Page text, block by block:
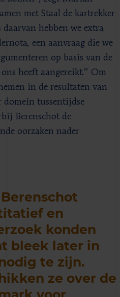
met Staal de kartrekker
hebben we extra
een aanvraag die we
op basis van de
heeft aangereikt.” Om
in de resultaten van
domein tussentijdse
Berenschot de
oorzaken nader
en
konden
bleek later in
te zijn.
ze over de